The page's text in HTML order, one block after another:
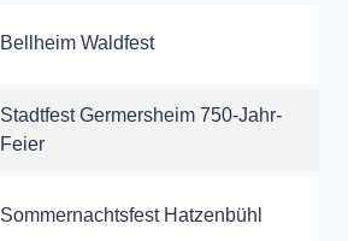
Bellheim Waldfest
Stadtfest Germersheim 750-Jahr-
Feier
Sommernachtsfest Hatzenbühl